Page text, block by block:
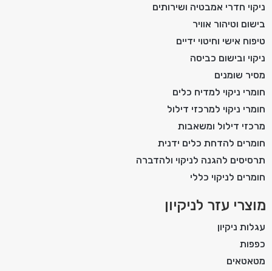
ניקוי חדרי אמבטיה ושירותים
בישום וטיהור אוויר
טיפוח אישי וחיטוי ידיים
ניקוי ובישום כביסה
מסיר שומנים
חומרי ניקוי למדיח כלים
חומרי ניקוי למרכזי דילול
מרכזי דילול ומשאבות
חומרים להדחת כלים ידנית
תרסיסים להגנה לניקוי ולהדברה
חומרים לניקוי כללי
מוצרי עזר לניקיון
עגלות ניקיון
כפפות
מטאטאים